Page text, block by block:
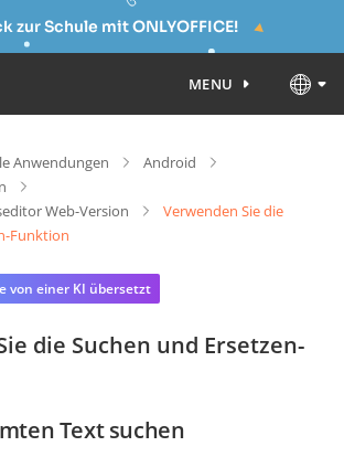
zur Schule mit ONLYOFFICE!
MENU
Anwendungen
Android
Web-Version
Verwenden Sie die
Funktion
von einer KI übersetzt
die Suchen und Ersetzen-
Text suchen